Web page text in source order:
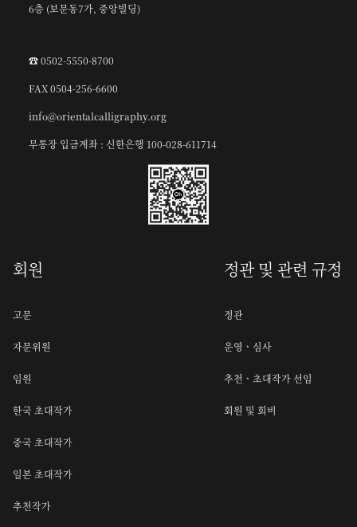
6층 (보문동7가, 중앙빌딩)
☎︎ 0502-5550-8700
FAX 0504-256-6600
info@orientalcalligraphy.org
무통장 입금계좌 : 신한은행 100-028-611714
회원
고문
자문위원
임원
한국 초대작가
중국 초대작가
일본 초대작가
추천작가
정관 및 관련 규정
정관
운영ㆍ심사
추천ㆍ초대작가 선임
회원 및 회비